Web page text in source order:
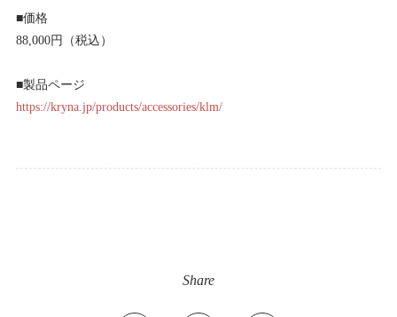
■価格
88,000円（税込）
■製品ページ
https://kryna.jp/products/accessories/klm/
Share